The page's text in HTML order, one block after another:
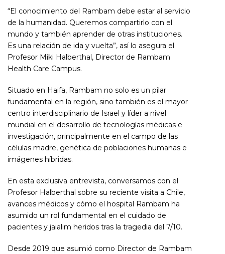
“El conocimiento del Rambam debe estar al servicio
de la humanidad. Queremos compartirlo con el
mundo y también aprender de otras instituciones.
Es una relación de ida y vuelta”, así lo asegura el
Profesor Miki Halberthal, Director de Rambam
Health Care Campus.
Situado en Haifa, Rambam no solo es un pilar
fundamental en la región, sino también es el mayor
centro interdisciplinario de Israel y líder a nivel
mundial en el desarrollo de tecnologías médicas e
investigación, principalmente en el campo de las
células madre, genética de poblaciones humanas e
imágenes híbridas.
En esta exclusiva entrevista, conversamos con el
Profesor Halberthal sobre su reciente visita a Chile,
avances médicos y cómo el hospital Rambam ha
asumido un rol fundamental en el cuidado de
pacientes y jaialim heridos tras la tragedia del 7/10.
Desde 2019 que asumió como Director de Rambam